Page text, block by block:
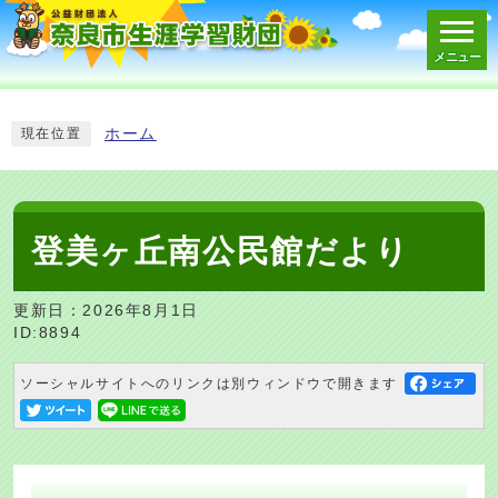
メニュー
現在位置 ホーム
登美ヶ丘南公民館だより
更新日：2026年8月1日
ID:8894
ソーシャルサイトへのリンクは別ウィンドウで開きます